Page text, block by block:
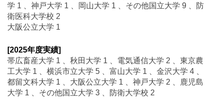
学 1 、神戸大学 1 、岡山大学 1 、その他国立大学 9 、防
衛医科大学校 2
大阪公立大学 1
[2025年度実績]
帯広畜産大学 1 、秋田大学 1 、電気通信大学 2 、東京農
工大学 1 、横浜市立大学 5 、富山大学 1 、金沢大学 4 、
都留文科大学 1 、大阪公立大学 1 、神戸大学 2 、鹿児島
大学 1 、その他国立大学 3 、防衛大学校 2